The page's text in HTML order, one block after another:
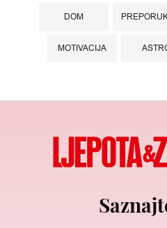
DOM
MOTIVACIJA